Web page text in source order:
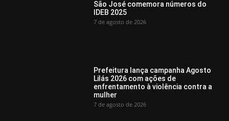
São José comemora números do
IDEB 2025
7 de agosto de 2026
Prefeitura lança campanha Agosto
Lilás 2026 com ações de
enfrentamento à violência contra a
mulher
7 de agosto de 2026